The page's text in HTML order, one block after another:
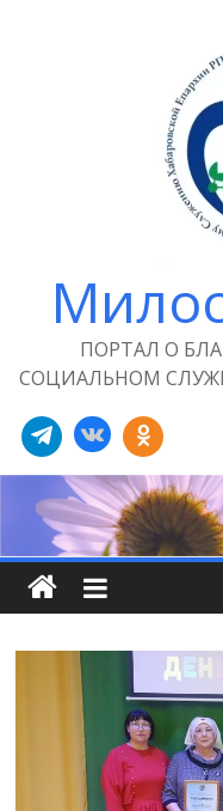
ПОРТАЛ О
СОЦИАЛЬНОМ